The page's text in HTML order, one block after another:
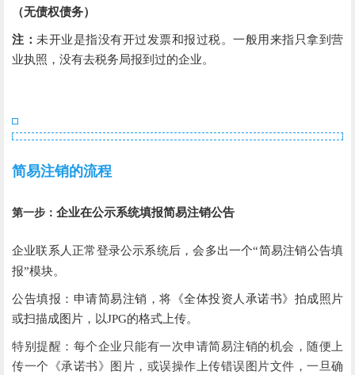
（无债权债务）
注： 未开业是指没有开过发票和报过税。一般用来指只拿到营
业执照，没有去税务局报到过的企业。
简易注销的流程
第一步： 企业在公示系统填报简易注销公告
企业联系人正常登录公示系统后，会多出一个“简易注销公告填
报”模块。
公告填报：申请简易注销，将《全体投资人承诺书》拍成照片
或扫描成图片，以JPG的格式上传。
特别提醒：每个企业只能有一次申请简易注销的机会，随便上
传一个《承诺书》图片，或误操作上传错误图片文件，一旦确